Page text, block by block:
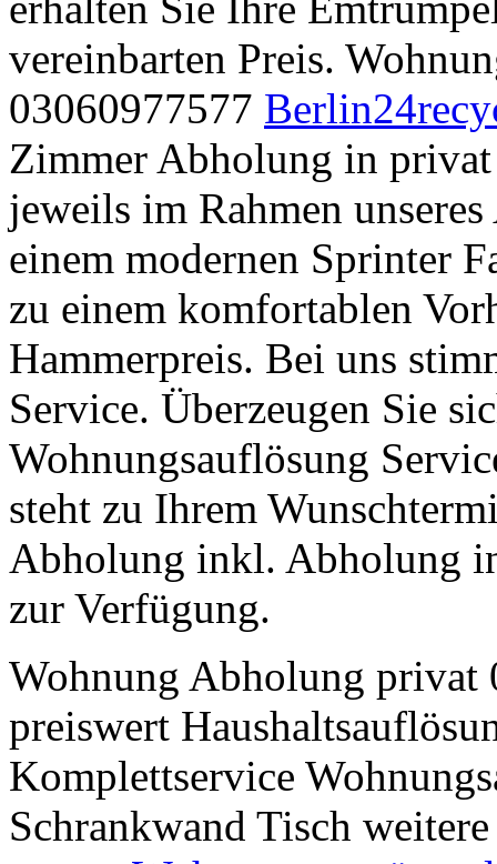
vereinbarten Preis.
03060977577
Zimmer Abholung in
jeweils im Rahmen
einem modernen Sprinter
zu einem komfortablen
Hammerpreis. Bei uns
Service. Überzeugen Sie
Wohnungsauflösung
steht zu Ihrem
Abholung inkl. Abholung
zur Verfügung.
Wohnung Abholung
preiswert
Komplettservice
Schrankwand Tisch